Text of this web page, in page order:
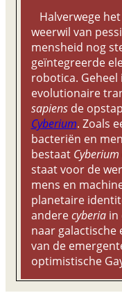
Halverwege
weerwil van
mensheid nog
geïntegreerde
robotica.
evolutionaire
sapiensde
Cyberium. Zoals
bacteriën en
bestaat Cyberium
staat voor de
mens en
planetaire
anderecyberiain
naar galactische
van de
optimistische